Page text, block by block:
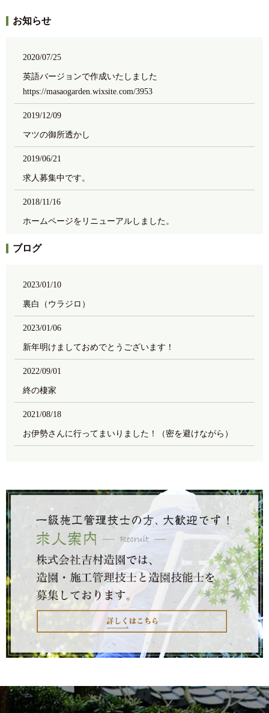
お知らせ
2020/07/25
英語バージョンで作成いたしました
https://masaogarden.wixsite.com/3953
2019/12/09
マツの御所透かし
2019/06/21
求人募集中です。
2018/11/16
ホームページをリニューアルしました。
ブログ
2023/01/10
裏白（ウラジロ）
2023/01/06
新年明けましておめでとうございます！
2022/09/01
終の棲家
2021/08/18
お伊勢さんに行ってまいりました！（密を避けながら）
鳥居＆洗い出し
2021/07/06
大きな樹の御所透かし
2021/04/17
2021/04/16
淀城公園に今年も桜を植えました！！
ピートモス（泥炭）